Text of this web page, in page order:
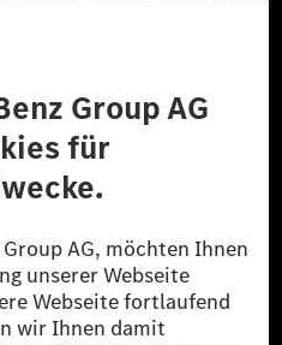
Dritter Barrierefreiheit
Rechte vorbehalten.
nicht vermiedene oder nicht
Benz Group durch
werden.